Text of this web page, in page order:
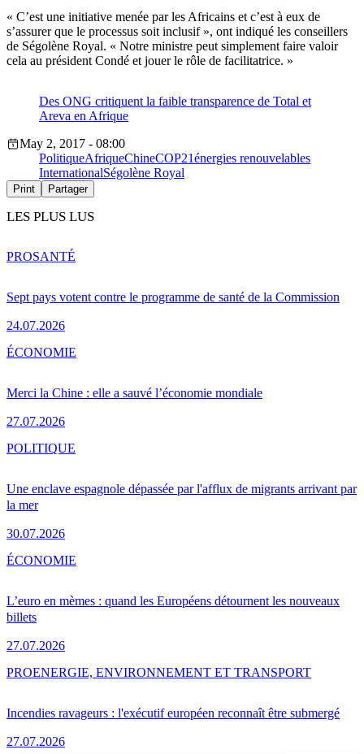
« C’est une initiative menée par les Africains et c’est à eux de
s’assurer que le processus soit inclusif », ont indiqué les conseillers
de Ségolène Royal. « Notre ministre peut simplement faire valoir
cela au président Condé et jouer le rôle de facilitatrice. »
Des ONG critiquent la faible transparence de Total et
Areva en Afrique
May 2, 2017 - 08:00
PolitiqueAfriqueChineCOP21énergies renouvelables
InternationalSégolène Royal
Print Partager
LES PLUS LUS
Sept pays votent contre le programme de santé de la Commission
24.07.2026
PROSANTÉ
Merci la Chine : elle a sauvé l’économie mondiale
27.07.2026
ÉCONOMIE
Une enclave espagnole dépassée par l'afflux de migrants arrivant par
la mer
30.07.2026
POLITIQUE
L’euro en mèmes : quand les Européens détournent les nouveaux
billets
27.07.2026
ÉCONOMIE
Incendies ravageurs : l'exécutif européen reconnaît être submergé
27.07.2026
PROENERGIE, ENVIRONNEMENT ET TRANSPORT